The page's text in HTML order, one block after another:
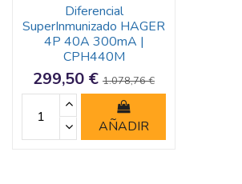
Diferencial
SuperInmunizado HAGER
4P 40A 300mA |
CPH440M
299,50 € 1.078,76 €
AÑADIR